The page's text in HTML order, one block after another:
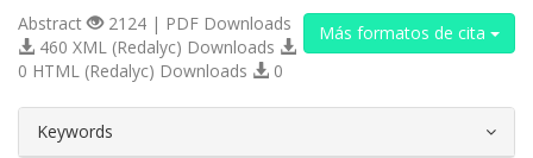
Más formatos de cita
Abstract
2124 | PDF Downloads
460 XML (Redalyc) Downloads
0 HTML (Redalyc) Downloads
0
Keywords